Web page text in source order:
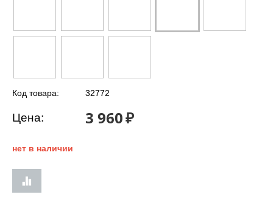
Код товара: 32772
Цена: 3 960₽
нет в наличии